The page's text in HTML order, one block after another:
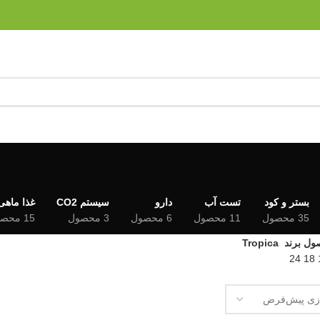
بستر و کود
35 محصول
تست آب
11 محصول
دارو
6 محصول
سیستم CO2
3 محصول
غذا
15 محصول
برند Tropica
18
24